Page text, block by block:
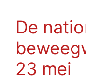
De
23 mei